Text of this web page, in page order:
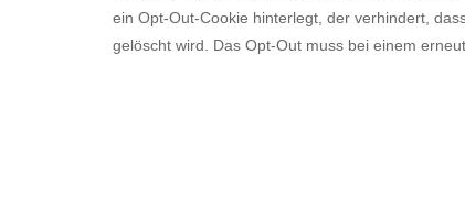
ein Opt-Out-Cookie hinterlegt, der verhindert,
gelöscht wird. Das Opt-Out muss bei einem